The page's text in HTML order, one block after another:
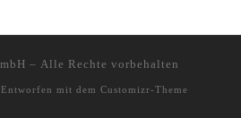
– Alle Rechte vorbehalten
mit dem Customizr-Theme